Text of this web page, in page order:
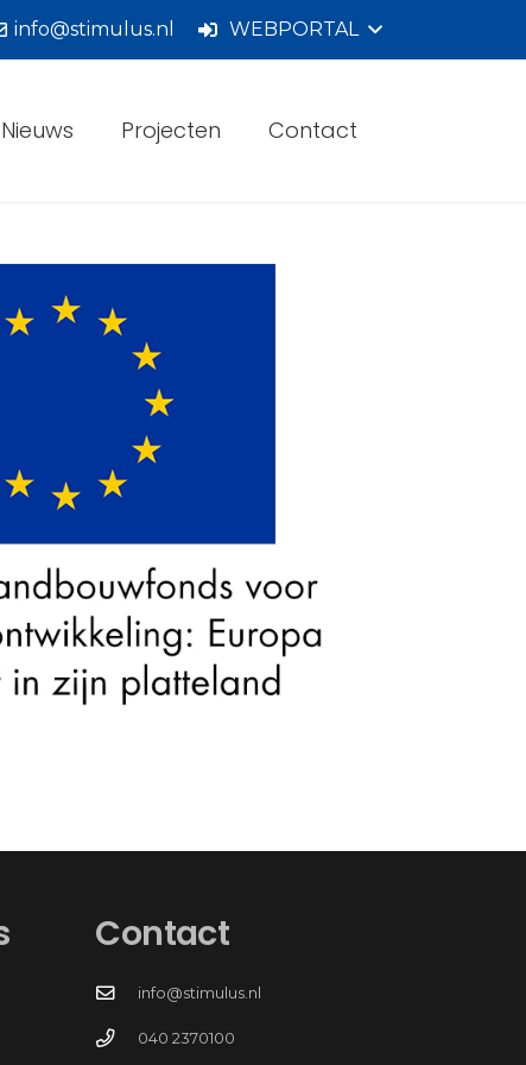
info@stimulus.nl WEBPORTAL
Nieuws Projecten Contact
Contact
info@stimulus.nl
040 2370100